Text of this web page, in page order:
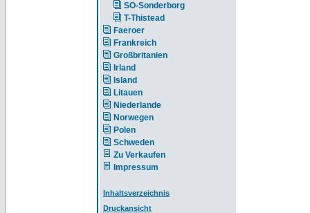
SO-Sonderborg
T-Thistead
Faeroer
Frankreich
Großbritanien
Irland
Island
Litauen
Niederlande
Norwegen
Polen
Schweden
Zu Verkaufen
Impressum
Inhaltsverzeichnis
Druckansicht